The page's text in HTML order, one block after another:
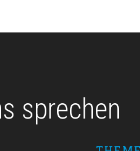
sprechen